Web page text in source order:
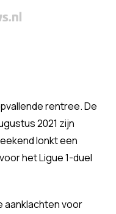
rentree. De
2021 zijn
lonkt een
het Ligue 1-duel
aanklachten voor